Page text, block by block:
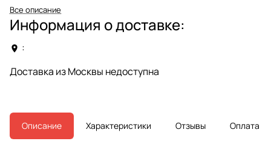
Все описание
Информация о доставке:
:
Доставка из Москвы недоступна
Описание Характеристики Отзывы Оплата